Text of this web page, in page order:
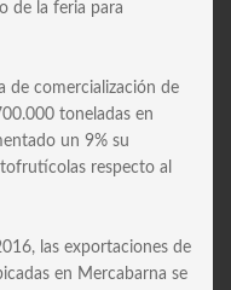
de la feria para
de comercialización de
toneladas en
un 9% su
respecto al
las exportaciones de
en Mercabarna se